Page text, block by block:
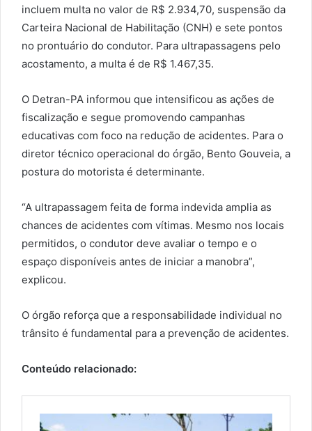
incluem multa no valor de R$ 2.934,70, suspensão da
Carteira Nacional de Habilitação (CNH) e sete pontos
no prontuário do condutor. Para ultrapassagens pelo
acostamento, a multa é de R$ 1.467,35.
O Detran-PA informou que intensificou as ações de
fiscalização e segue promovendo campanhas
educativas com foco na redução de acidentes. Para o
diretor técnico operacional do órgão, Bento Gouveia, a
postura do motorista é determinante.
“A ultrapassagem feita de forma indevida amplia as
chances de acidentes com vítimas. Mesmo nos locais
permitidos, o condutor deve avaliar o tempo e o
espaço disponíveis antes de iniciar a manobra”,
explicou.
O órgão reforça que a responsabilidade individual no
trânsito é fundamental para a prevenção de acidentes.
Conteúdo relacionado: